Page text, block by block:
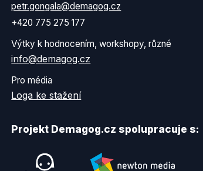
petr.gongala@demagog.cz
+420 775 275 177
Výtky k hodnocením, workshopy, různé
info@demagog.cz
Pro média
Loga ke stažení
Projekt Demagog.cz spolupracuje s: